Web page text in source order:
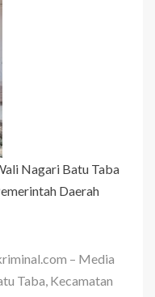
Nagari Batu Taba
Daerah
– Media
Taba, Kecamatan